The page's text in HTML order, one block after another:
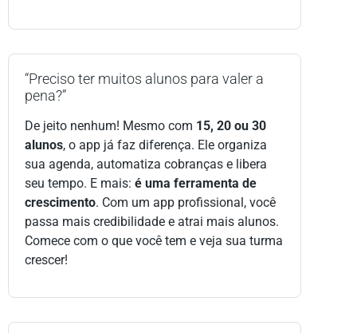
“Preciso ter muitos alunos para valer a
pena?”
De jeito nenhum! Mesmo com 15, 20 ou 30
alunos, o app já faz diferença. Ele organiza
sua agenda, automatiza cobranças e libera
seu tempo. E mais: é uma ferramenta de
crescimento. Com um app profissional, você
passa mais credibilidade e atrai mais alunos.
Comece com o que você tem e veja sua turma
crescer!